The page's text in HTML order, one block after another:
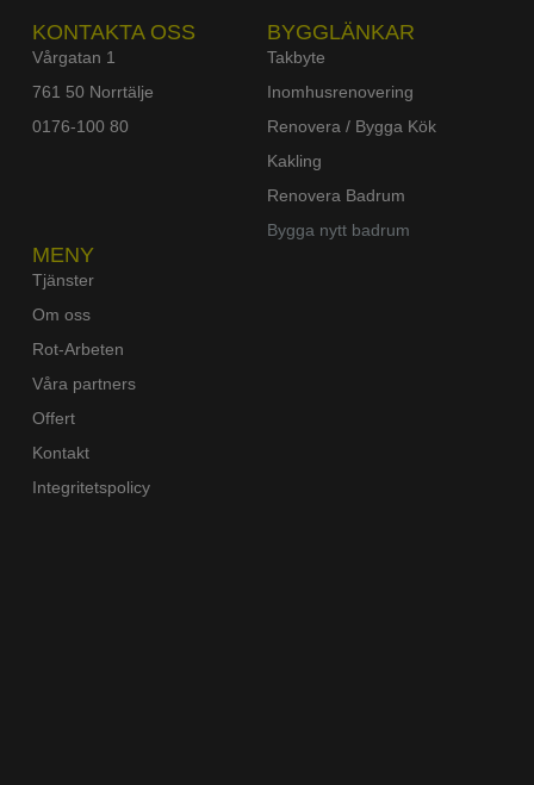
KONTAKTA OSS
Vårgatan 1
761 50 Norrtälje
0176-100 80
BYGGLÄNKAR
Takbyte
Inomhusrenovering
Renovera / Bygga Kök
Kakling
Renovera Badrum
Bygga nytt badrum
MENY
Tjänster
Om oss
Rot-Arbeten
Våra partners
Offert
Kontakt
Integritetspolicy